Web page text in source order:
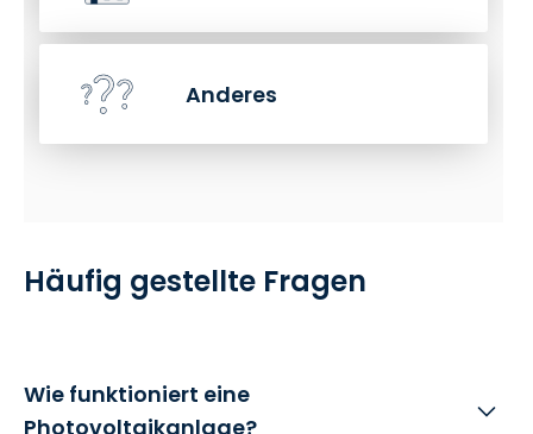
Anderes
Häufig gestellte Fragen
Wie funktioniert eine
Photovoltaikanlage?